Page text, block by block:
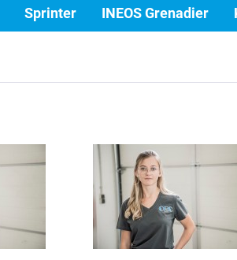
Sprinter INEOS Grenadier